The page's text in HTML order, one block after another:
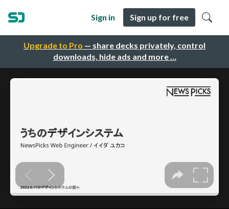
Upgrade to Pro — share decks privately, control
downloads, hide ads and more …
Sign in Sign up for free